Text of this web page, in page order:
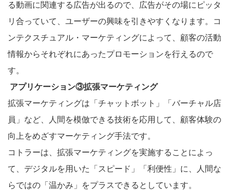
る動画に関連する広告が出るので、広告がその場にピッタ
リ合っていて、ユーザーの興味を引きやすくなります。コ
ンテクスチュアル・マーケティングによって、顧客の活動
情報からそれぞれにあったプロモーションを行えるので
す。
アプリケーション③拡張マーケティング
拡張マーケティングは「チャットボット」「バーチャル店
員」など、人間を模倣できる技術を応用して、顧客体験の
向上をめざすマーケティング手法です。
コトラーは、拡張マーケティングを実施することによっ
て、デジタルを用いた「スピード」「利便性」に、人間な
らではの「温かみ」をプラスできるとしています。